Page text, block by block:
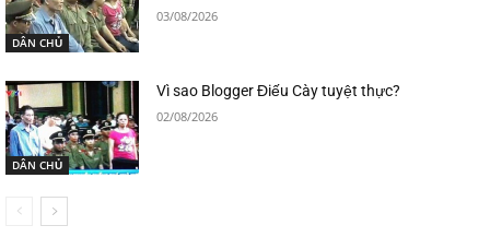
DÂN CHỦ
03/08/2026
DÂN CHỦ
Vì sao Blogger Điếu Cày tuyệt thực?
02/08/2026